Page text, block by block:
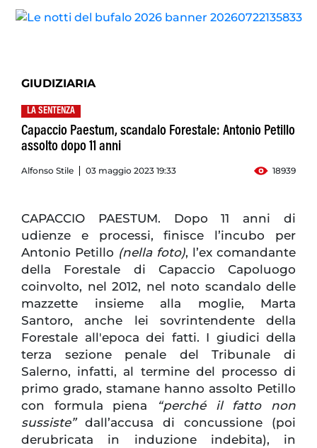
GIUDIZIARIA
LA SENTENZA
Capaccio Paestum, scandalo Forestale: Antonio Petillo
assolto dopo 11 anni
Alfonso Stile 03 maggio 2023 19:33 18939
CAPACCIO PAESTUM. Dopo 11 anni di
udienze e processi, finisce l’incubo per
Antonio Petillo (nella foto), l’ex comandante
della Forestale di Capaccio Capoluogo
coinvolto, nel 2012, nel noto scandalo delle
mazzette insieme alla moglie, Marta
Santoro, anche lei sovrintendente della
Forestale all'epoca dei fatti. I giudici della
terza sezione penale del Tribunale di
Salerno, infatti, al termine del processo di
primo grado, stamane hanno assolto Petillo
con formula piena
“perché il fatto non
sussiste”dall’accusa di concussione (poi
derubricata in induzione indebita), in